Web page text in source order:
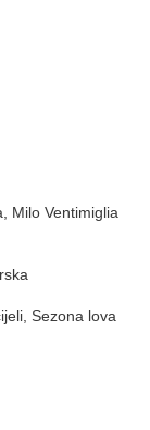
Milo Ventimiglia
Sezona lova